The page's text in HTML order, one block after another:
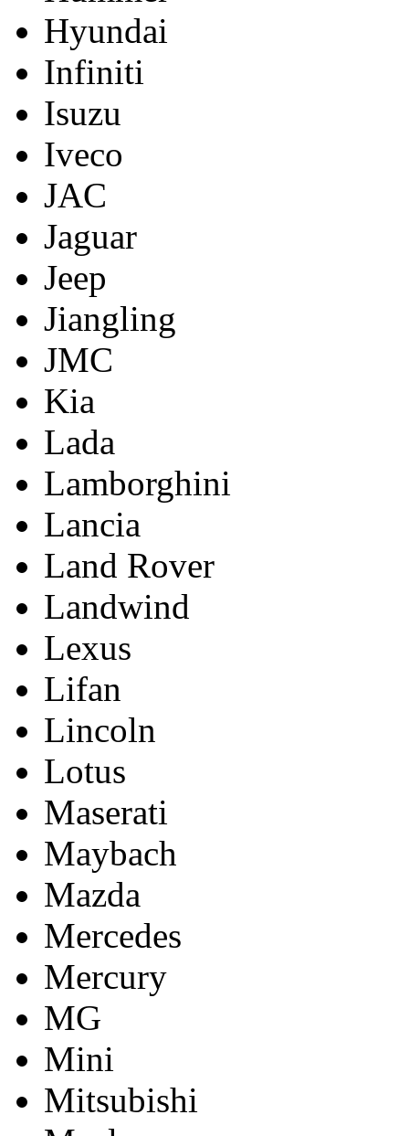
Hyundai
Infiniti
Isuzu
Iveco
JAC
Jaguar
Jeep
Jiangling
JMC
Kia
Lada
Lamborghini
Lancia
Land Rover
Landwind
Lexus
Lifan
Lincoln
Lotus
Maserati
Maybach
Mazda
Mercedes
Mercury
MG
Mini
Mitsubishi